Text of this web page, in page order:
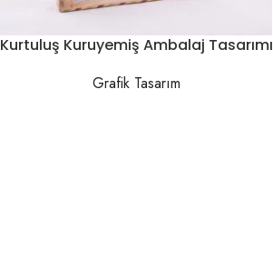
Kurtuluş Kuruyemiş Ambalaj Tasarımı
Grafik Tasarım